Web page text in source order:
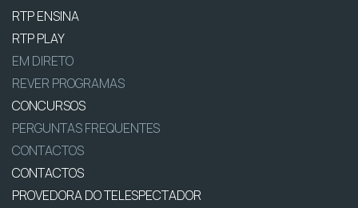
RTP ENSINA
RTP PLAY
EM DIRETO
REVER PROGRAMAS
CONCURSOS
PERGUNTAS FREQUENTES
CONTACTOS
CONTACTOS
PROVEDORA DO TELESPECTADOR